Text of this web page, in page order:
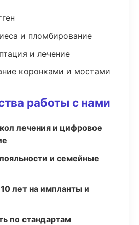
и пломбирование
и лечение
коронками и мостами
работы с нами
лечения и цифровое
и семейные
лет на импланты и
по стандартам